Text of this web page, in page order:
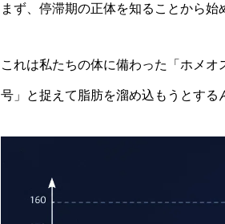
まず、停滞期の正体を知ることから
これは私たちの体に備わった「ホメ
号」と捉えて脂肪を溜め込もうとする